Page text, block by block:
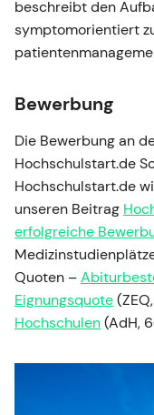
beschreibt den
symptomorientiert
Bewerbung
Die Bewerbung an
Hochschulstart.de
Hochschulstart.de
unseren Beitrag
erfolgreiche
Quoten –
Eignungsquote
Hochschulen(AdH,